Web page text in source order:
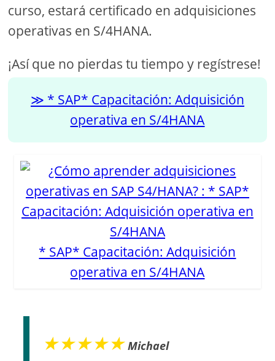
curso, estará certificado en adquisiciones
operativas en S/4HANA.
¡Así que no pierdas tu tiempo y regístrese!
* SAP* Capacitación: Adquisición
operativa en S/4HANA
* SAP* Capacitación: Adquisición
operativa en S/4HANA
★★★★★ Michael